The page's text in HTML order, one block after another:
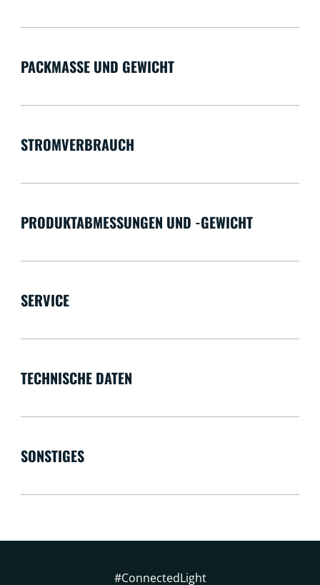
PACKMASSE UND GEWICHT
STROMVERBRAUCH
PRODUKTABMESSUNGEN UND -GEWICHT
SERVICE
TECHNISCHE DATEN
SONSTIGES
#ConnectedLight